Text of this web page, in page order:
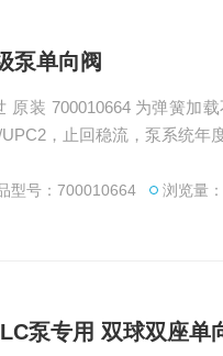
泵单向阀
原装 700010664 为弹簧加
，止回稳流，泵系统年
型号：700010664 浏览量
泵专用 双球双座单